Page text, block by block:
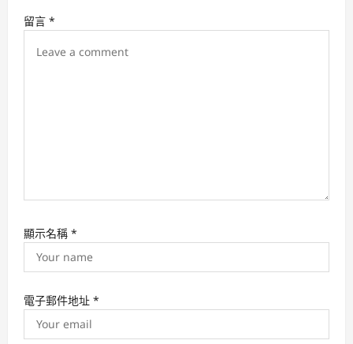
t
i
留言 *
顯示名稱 *
電子郵件地址 *